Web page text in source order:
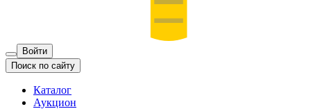
Войти
Поиск по сайту
Каталог
Аукцион